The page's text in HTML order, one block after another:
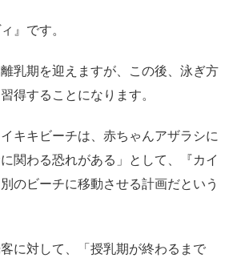
』です。
乳期を迎えますが、この後、泳ぎ方
得することになります。
キキビーチは、赤ちゃんアザラシに
関わる恐れがある」として、『カイ
のビーチに移動させる計画だという
に対して、「授乳期が終わるまで